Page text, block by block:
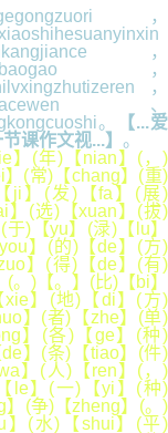
，
，
，
，
、
。
【...爱
课作文视...】 。
(年)【nian】(，)
】(常)【chang】(重)
ji】(发)【fa】(展)
】(选)【xuan】(拔)
)【yu】(渌)【lu】
】(的)【de】(方)
】(得)【de】(有)
。)【。】(比)【bi】
】(地)【di】(方)
】(者)【zhe】(单)
】(各)【ge】(种)
】(条)【tiao】(件)
】(人)【ren】(，)
le】(一)【yi】(种)
】(争)【zheng】(。)
】(水)【shui】(平)